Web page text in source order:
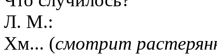
Л. М.:
Хм... (смотрит